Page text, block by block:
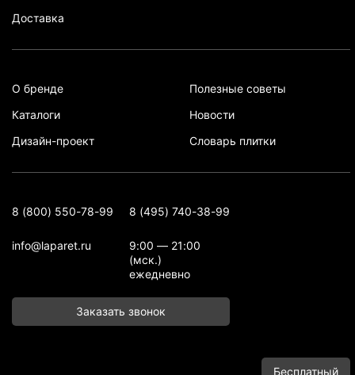
Доставка
О бренде
Каталоги
Дизайн-проект
Полезные советы
Новости
Словарь плитки
8 (800) 550-78-99 8 (495) 740-38-99
info@laparet.ru
9:00 — 21:00
(мск.)
ежедневно
Заказать звонок
Бесплатный